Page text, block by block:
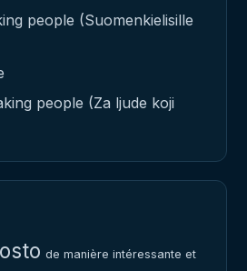
people (Suomenkielisille
people (Za ljude koji
de manière intéressante et